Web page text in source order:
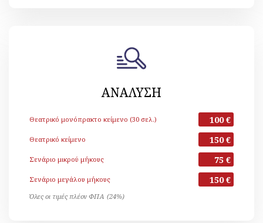
ΑΝΑΛΥΣΗ
Θεατρικό μονόπρακτο κείμενο (30 σελ.) 100 €
Θεατρικό κείμενο 150 €
Σενάριο μικρού μήκους 75 €
Σενάριο μεγάλου μήκους 150 €
Όλες οι τιμές πλέον ΦΠΑ (24%)